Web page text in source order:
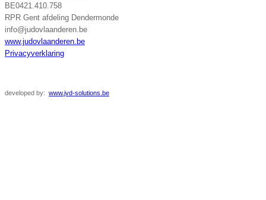
BE0421.410.758
RPR Gent afdeling Dendermonde
info@judovlaanderen.be
www.judovlaanderen.be
Privacyverklaring
developed by: www.jvd-solutions.be